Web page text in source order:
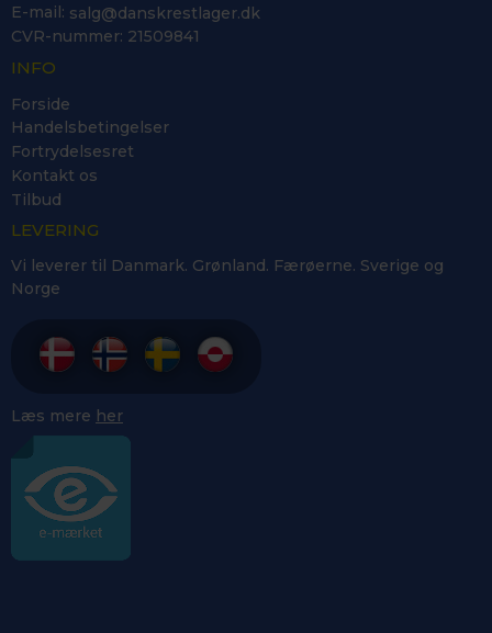
E-mail: salg@danskrestlager.dk
CVR-nummer: 21509841
INFO
Forside
Handelsbetingelser
Fortrydelsesret
Kontakt os
Tilbud
LEVERING
Vi leverer til Danmark. Grønland. Færøerne. Sverige og
Norge
Læs mere her